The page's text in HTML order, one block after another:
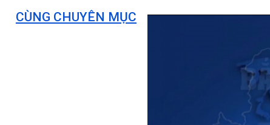
CÙNG CHUYÊN MỤC